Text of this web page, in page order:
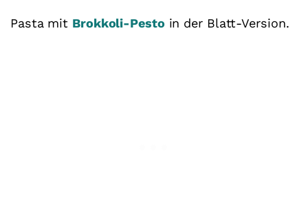
Pasta mit Brokkoli-Pestoin der Blatt-Version.